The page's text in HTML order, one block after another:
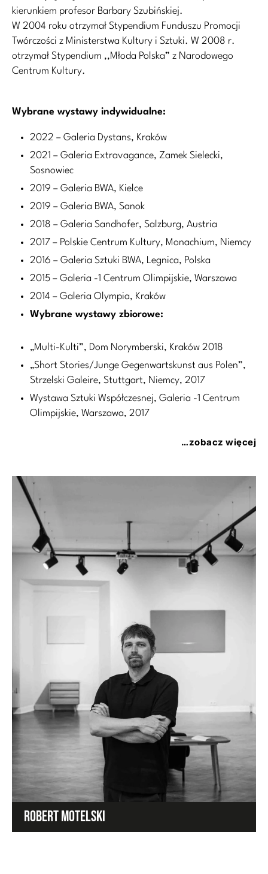
kierunkiem profesor Barbary Szubińskiej.
W 2004 roku otrzymał Stypendium Funduszu Promocji
Twórczości z Ministerstwa Kultury i Sztuki. W 2008 r.
otrzymał Stypendium ,,Młoda Polska” z Narodowego
Centrum Kultury.
Wybrane wystawy indywidualne:
2022 – Galeria Dystans, Kraków
2021 – Galeria Extravagance, Zamek Sielecki,
Sosnowiec
2019 – Galeria BWA, Kielce
2019 – Galeria BWA, Sanok
2018 – Galeria Sandhofer, Salzburg, Austria
2017 – Polskie Centrum Kultury, Monachium, Niemcy
2016 – Galeria Sztuki BWA, Legnica, Polska
2015 – Galeria -1 Centrum Olimpijskie, Warszawa
2014 – Galeria Olympia, Kraków
Wybrane wystawy zbiorowe:
„Multi-Kulti”, Dom Norymberski, Kraków 2018
„Short Stories/Junge Gegenwartskunst aus Polen”,
Strzelski Galeire, Stuttgart, Niemcy, 2017
Wystawa Sztuki Współczesnej, Galeria -1 Centrum
Olimpijskie, Warszawa, 2017
…zobacz więcej
ROBERT MOTELSKI